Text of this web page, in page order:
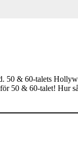
& 60-talets
50 & 60-talet!